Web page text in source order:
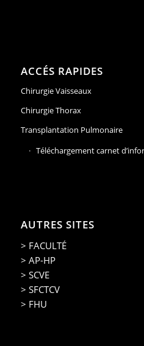
ACCÉS RAPIDES
Chirurgie Vaisseaux
Chirurgie Thorax
Transplantation Pulmonaire
Téléchargement carnet
AUTRES SITES
> FACULTÉ
> AP-HP
> SCVE
> SFCTCV
> FHU